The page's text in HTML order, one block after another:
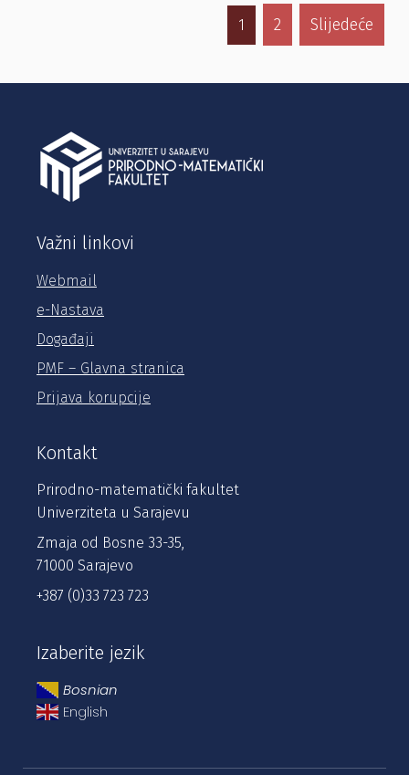
1 2 Slijedeće
Važni linkovi
Webmail
e-Nastava
Događaji
PMF – Glavna stranica
Prijava korupcije
Kontakt
Prirodno-matematički fakultet
Univerziteta u Sarajevu
Zmaja od Bosne 33-35,
71000 Sarajevo
+387 (0)33 723 723
Izaberite jezik
Bosnian
English